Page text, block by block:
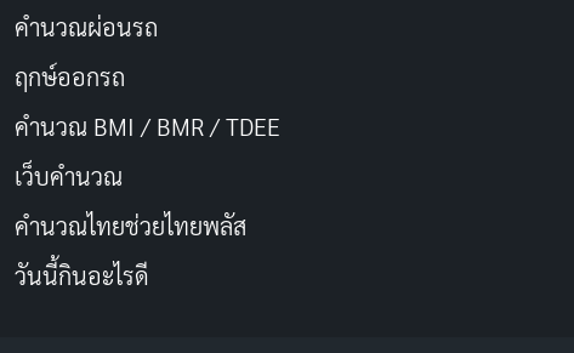
คำนวณผ่อนรถ
ฤกษ์ออกรถ
คำนวณ BMI / BMR / TDEE
เว็บคํานวณ
คํานวณไทยช่วยไทยพลัส
วันนี้กินอะไรดี